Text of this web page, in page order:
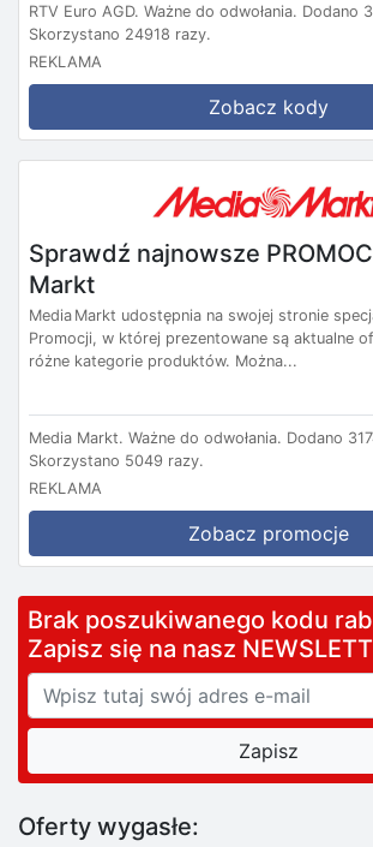
RTV Euro AGD. Ważne do odwołania. Dodano
Skorzystano 24918 razy.
REKLAMA
Zobacz kody
Sprawdź najnowsze
Markt
Media Markt udostępnia na swojej stronie
Promocji, w której prezentowane są aktualne
różne kategorie produktów. Można...
Media Markt. Ważne do odwołania. Dodano
Skorzystano 5049 razy.
REKLAMA
Zobacz promocje
Brak poszukiwanego kodu
Zapisz się na nasz
Oferty wygasłe: